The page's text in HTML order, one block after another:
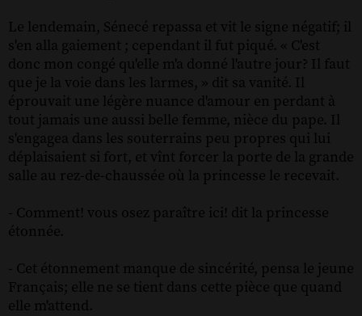
Le lendemain, Sénecé repassa et vit le signe négatif; il
s'en alla gaiement ; cependant il fut piqué. « C'est
donc mon congé qu'elle m'a donné l'autre jour? Il faut
que je la voie dans les larmes, » dit sa vanité. Il
éprouvait une légère nuance d'amour en perdant à
tout jamais une aussi belle femme, nièce du pape. Il
s'engagea dans les souterrains peu propres qui lui
déplaisaient si fort, et vînt forcer la porte de la grande
salle au rez-de-chaussée où la princesse le recevait.
- Comment! vous osez paraître ici! dit la princesse
étonnée.
- Cet étonnement manque de sincérité, pensa le jeune
Français; elle ne se tient dans cette pièce que quand
elle m'attend.